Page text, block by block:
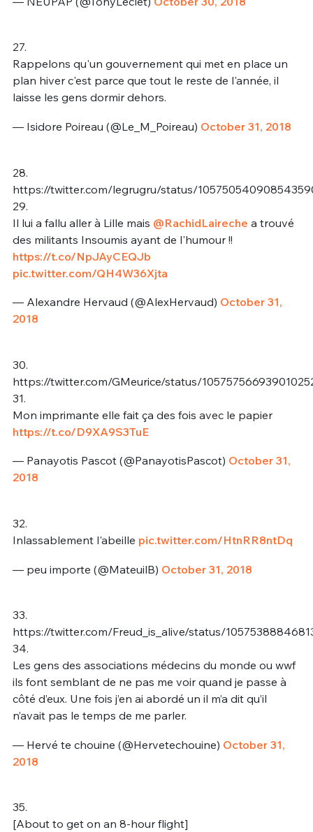
27.
Rappelons qu'un gouvernement qui met en place un
plan hiver c'est parce que tout le reste de l'année, il
laisse les gens dormir dehors.
— Isidore Poireau (@Le_M_Poireau) October 31, 2018
28.
https://twitter.com/legrugru/status/
29.
Il lui a fallu aller à Lille mais @RachidLaireche a trouvé
des militants Insoumis ayant de l'humour !!
https://t.co/NpJAyCEQJb
pic.twitter.com/QH4W36Xjta
— Alexandre Hervaud (@AlexHervaud) October 31,
2018
30.
https://twitter.com/GMeurice/status/
31.
Mon imprimante elle fait ça des fois avec le papier
https://t.co/D9XA9S3TuE
— Panayotis Pascot (@PanayotisPascot) October 31,
2018
32.
Inlassablement l'abeille pic.twitter.com/HtnRR8ntDq
— peu importe (@MateuilB) October 31, 2018
33.
https://twitter.com/Freud_is_alive/status/
34.
Les gens des associations médecins du monde ou wwf
ils font semblant de ne pas me voir quand je passe à
côté d’eux. Une fois j’en ai abordé un il m’a dit qu’il
n’avait pas le temps de me parler.
— Hervé te chouine (@Hervetechouine) October 31,
2018
35.
[About to get on an 8-hour flight]